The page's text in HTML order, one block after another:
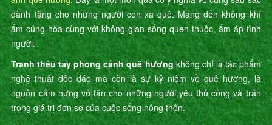
dành tặng cho những người con xa quê. Mang đến không khí
ấm cúng hòa cùng với không gian sống quen thuộc, ấm áp tình
người.
Tranh thêu tay phong cảnh quê hươngkhông chỉ là tác phẩm
nghệ thuật độc đáo mà còn là sự kỷ niệm về quê hương, là
nguồn cảm hứng vô tận cho những người yêu thủ công và trân
trọng giá trị đơn sơ của cuộc sống nông thôn.